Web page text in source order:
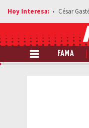
César
FAMA